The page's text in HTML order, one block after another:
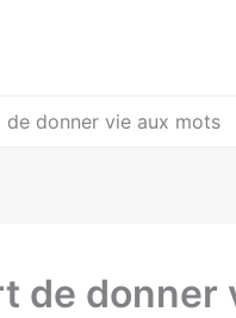
de donner vie aux mots
de donner